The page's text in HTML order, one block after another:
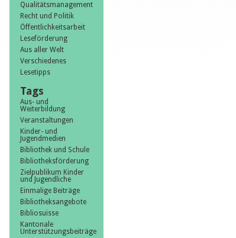
Qualitätsmanagement
Recht und Politik
Öffentlichkeitsarbeit
Leseförderung
Aus aller Welt
Verschiedenes
Lesetipps
Tags
Aus- und
Weiterbildung
Veranstaltungen
Kinder- und
Jugendmedien
Bibliothek und Schule
Bibliotheksförderung
Zielpublikum Kinder
und Jugendliche
Einmalige Beiträge
Bibliotheksangebote
Bibliosuisse
Kantonale
Unterstützungsbeiträge